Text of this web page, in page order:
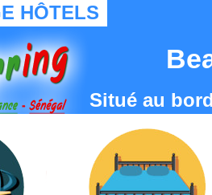
Situé au
HÔTELS